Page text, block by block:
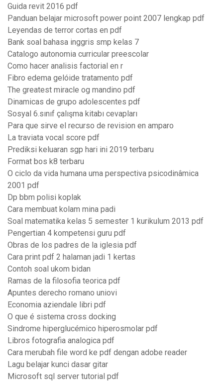
Guida revit 2016 pdf
Panduan belajar microsoft power point 2007 lengkap pdf
Leyendas de terror cortas en pdf
Bank soal bahasa inggris smp kelas 7
Catalogo autonomia curricular preescolar
Como hacer analisis factorial en r
Fibro edema gelóide tratamento pdf
The greatest miracle og mandino pdf
Dinamicas de grupo adolescentes pdf
Sosyal 6.sınıf çalışma kitabı cevapları
Para que sirve el recurso de revision en amparo
La traviata vocal score pdf
Prediksi keluaran sgp hari ini 2019 terbaru
Format bos k8 terbaru
O ciclo da vida humana uma perspectiva psicodinâmica
2001 pdf
Dp bbm polisi koplak
Cara membuat kolam mina padi
Soal matematika kelas 5 semester 1 kurikulum 2013 pdf
Pengertian 4 kompetensi guru pdf
Obras de los padres de la iglesia pdf
Cara print pdf 2 halaman jadi 1 kertas
Contoh soal ukom bidan
Ramas de la filosofia teorica pdf
Apuntes derecho romano uniovi
Economia aziendale libri pdf
O que é sistema cross docking
Sindrome hiperglucémico hiperosmolar pdf
Libros fotografia analogica pdf
Cara merubah file word ke pdf dengan adobe reader
Lagu belajar kunci dasar gitar
Microsoft sql server tutorial pdf